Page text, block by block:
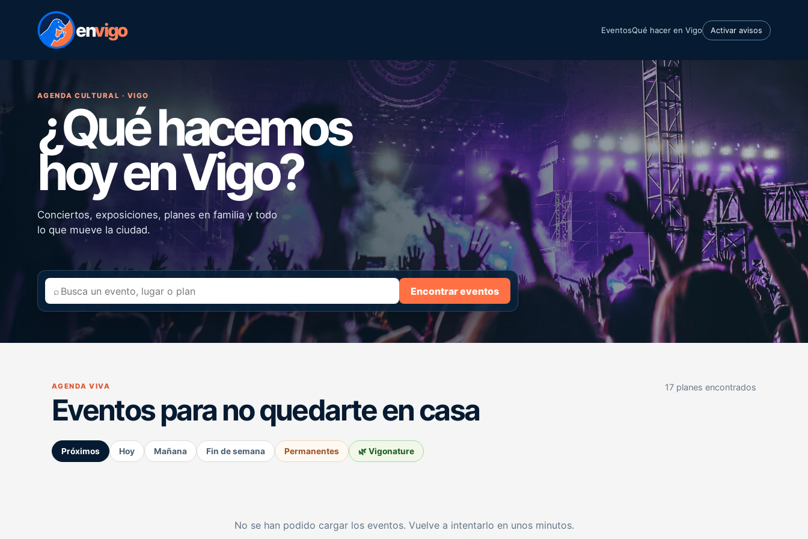
envigo EventosQué hacer en Vigo Activar avisos
AGENDA CULTURAL · VIGO
¿Qué hacemos
hoy en Vigo?
Conciertos, exposiciones, planes en familia y todo
lo que mueve la ciudad.
⌕ Encontrar eventos
AGENDA VIVA
Eventos para no quedarte en casa
17 planes encontrados
Próximos Hoy Mañana Fin de semana Permanentes 🌿 Vigonature
No se han podido cargar los eventos. Vuelve a intentarlo en unos minutos.